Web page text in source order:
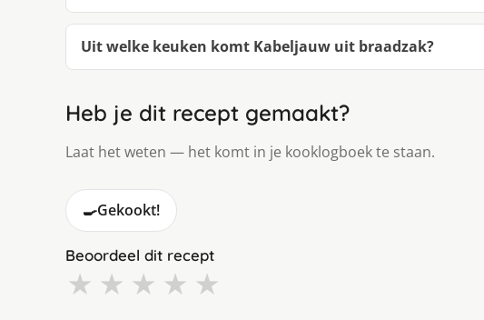
Uit welke keuken komt Kabeljauw uit braadzak?
Heb je dit recept gemaakt?
Laat het weten — het komt in je kooklogboek te staan.
🍳Gekookt!
Beoordeel dit recept
★ ★ ★ ★ ★